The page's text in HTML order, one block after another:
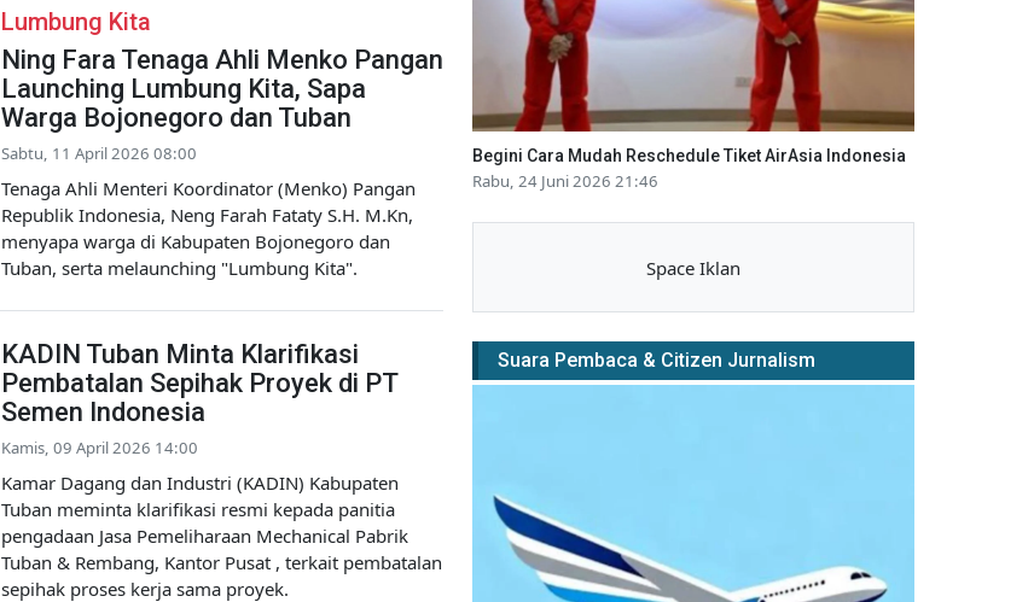
Lumbung Kita
Ning Fara Tenaga Ahli Menko Pangan
Launching Lumbung Kita, Sapa
Warga Bojonegoro dan Tuban
Sabtu, 11 April 2026 08:00
Tenaga Ahli Menteri Koordinator (Menko) Pangan
Republik Indonesia, Neng Farah Fataty S.H. M.Kn,
menyapa warga di Kabupaten Bojonegoro dan
Tuban, serta melaunching "Lumbung Kita".
KADIN Tuban Minta Klarifikasi
Pembatalan Sepihak Proyek di PT
Semen Indonesia
Kamis, 09 April 2026 14:00
Kamar Dagang dan Industri (KADIN) Kabupaten
Tuban meminta klarifikasi resmi kepada panitia
pengadaan Jasa Pemeliharaan Mechanical Pabrik
Tuban & Rembang, Kantor Pusat , terkait pembatalan
sepihak proses kerja sama proyek.
Begini Cara Mudah Reschedule Tiket AirAsia Indonesia
Rabu, 24 Juni 2026 21:46
Space Iklan
Suara Pembaca & Citizen Jurnalism